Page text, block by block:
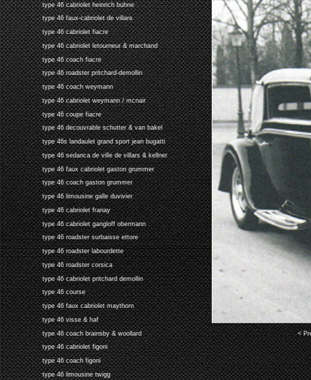
type 46 cabriolet heinrich buhne
type 46 faux-cabriolet de villars
type 46 cabriolet fiacre
type 46 cabriolet letourneur & marchand
type 46 coach fiacre
type 46 roadster pritchard-demollin
type 46 coach weymann
type 46 cabriolet weymann / mcnair
type 46 coupe fiacre
type 46 decouvrable schutter & van bakel
type 46s landaulet grand sport jean bugatti
type 46 sedanca de ville de villars & kellner
type 46 faux cabriolet gaston grummer
type 46 coach gaston grummer
type 46 limousine galle duvivier
type 46 cabriolet franay
type 46 cabriolet gangloff obermann
type 46 roadster surbaisse ettore
type 46 roadster labourdette
type 46 roadster corsica
type 46 cabriolet pritchard demollin
type 46 course
type 46 faux cabriolet maythorn
type 46 visse & haf
type 46 coach brainsby & woollard
type 46 cabriolet figoni
type 46 coach figoni
type 46 limousine twigg
<